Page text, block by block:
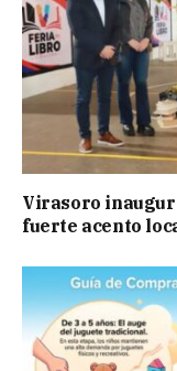
Virasoro
fuerte acento